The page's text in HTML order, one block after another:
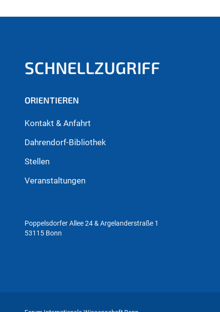
SCHNELLZUGRIFF
ORIENTIEREN
Kontakt & Anfahrt
Dahrendorf-Bibliothek
Stellen
Veranstaltungen
Poppelsdorfer Allee 24 & Argelanderstraße 1
53115 Bonn